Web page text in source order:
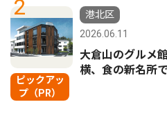
2
ピックアッ
プ（PR）
港北区
2026.06.11
大倉山のグルメ
横、食の新名所